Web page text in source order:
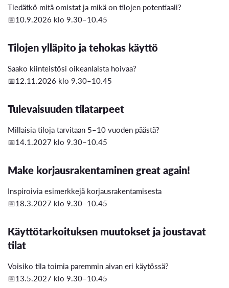
Tiedätkö mitä omistat ja mikä on tilojen potentiaali?
📅10.9.2026 klo 9.30–10.45
Tilojen ylläpito ja tehokas käyttö
Saako kiinteistösi oikeanlaista hoivaa?
📅12.11.2026 klo 9.30–10.45
Tulevaisuuden tilatarpeet
Millaisia tiloja tarvitaan 5–10 vuoden päästä?
📅14.1.2027 klo 9.30–10.45
Make korjausrakentaminen great again!
Inspiroivia esimerkkejä korjausrakentamisesta
📅18.3.2027 klo 9.30–10.45
Käyttötarkoituksen muutokset ja joustavat
tilat
Voisiko tila toimia paremmin aivan eri käytössä?
📅13.5.2027 klo 9.30–10.45